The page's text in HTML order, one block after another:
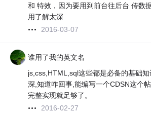
和 特效，因为要用到前台往后台 传数
用了解太深
2016-03-07
谁用了我的英文名
js,css,HTML,sql这些都是必备的基础
深,知道咋回事,能编写一个CDSN这个
完整实现就足够了。
2016-02-27